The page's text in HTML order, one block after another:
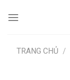
TRANG CHỦ /